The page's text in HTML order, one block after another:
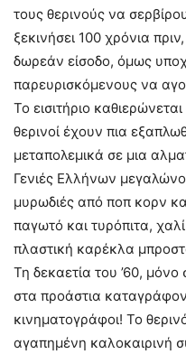
τους θερινούς να
ξεκινήσει 100 χρόνια
δωρεάν είσοδο, όμως
παρευρισκόμενους να
Το εισιτήριο
θερινοί έχουν πια
μεταπολεμικά σε μια
Γενιές Ελλήνων
μυρωδιές από ποπ κορν
παγωτό και τυρόπιτα,
πλαστική καρέκλα
Τη δεκαετία του ’60,
στα προάστια
κινηματογράφοι! Το
αγαπημένη καλοκαιρινή